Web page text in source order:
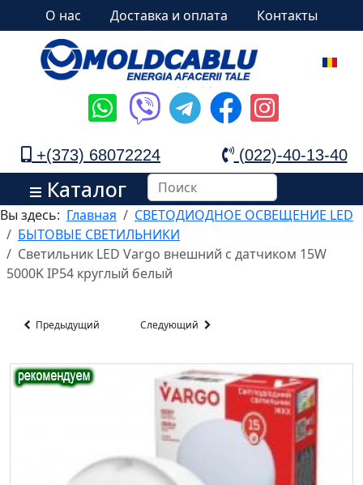
О нас Доставка и оплата Контакты
+(373) 68072224 (022)-40-13-40
Каталог
Вы здесь: Главная
СВЕТОДИОДНОЕ ОСВЕЩЕНИЕ LED
БЫТОВЫЕ СВЕТИЛЬНИКИ
Светильник LED Vargo внешний с датчиком 15W
5000K IP54 круглый белый
Предыдущий Следующий